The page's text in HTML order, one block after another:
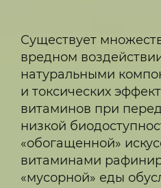
Существует
вредном
натуральными
и токсических
витаминов при
низкой
«обогащенной»
витаминами
«мусорной» еды